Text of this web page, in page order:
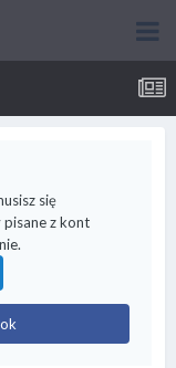
się
pisane z kont